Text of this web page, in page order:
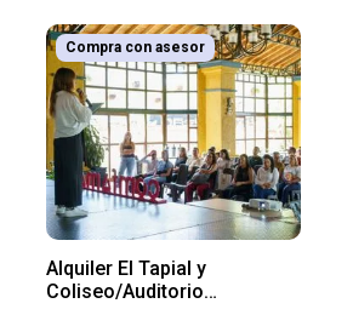
Alquiler El Tapial y
Coliseo/Auditorio
Compra con asesor